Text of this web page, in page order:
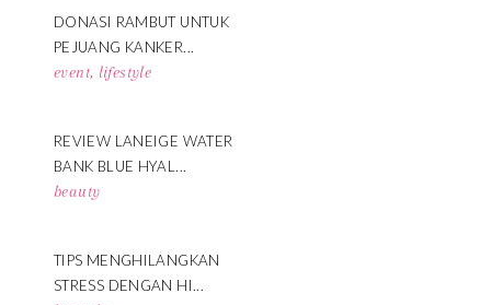
DONASI RAMBUT UNTUK
PEJUANG KANKER...
event, lifestyle
REVIEW LANEIGE WATER
BANK BLUE HYAL...
beauty
TIPS MENGHILANGKAN
STRESS DENGAN HI...